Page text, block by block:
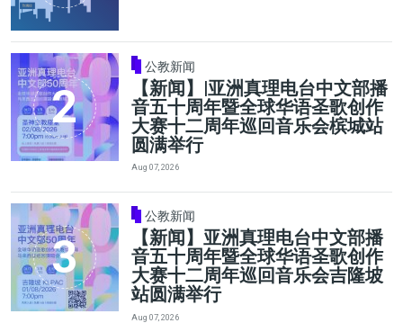
公教新闻
【新闻】|亚洲真理电台中文部播
音五十周年暨全球华语圣歌创作
大赛十二周年巡回音乐会槟城站
圆满举行
Aug 07, 2026
公教新闻
【新闻】亚洲真理电台中文部播
音五十周年暨全球华语圣歌创作
大赛十二周年巡回音乐会吉隆坡
站圆满举行
Aug 07, 2026